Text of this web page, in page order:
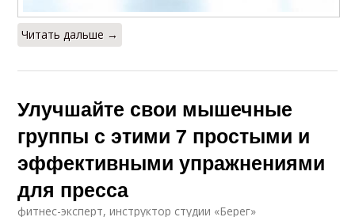
Читать дальше →
Улучшайте свои мышечные
группы с этими 7 простыми и
эффективными упражнениями
для пресса
фитнес-эксперт, инструктор студии «Берег»